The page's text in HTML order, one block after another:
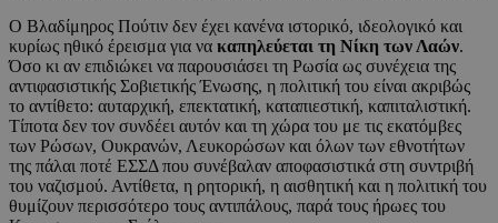
Ο Βλαδίμηρος Πούτιν δεν έχει κανένα ιστορικό, ιδεολογικό και
κυρίως ηθικό έρεισμα για να καπηλεύεται τη Νίκη των Λαών.
Όσο κι αν επιδιώκει να παρουσιάσει τη Ρωσία ως συνέχεια της
αντιφασιστικής Σοβιετικής Ένωσης, η πολιτική του είναι ακριβώς
το αντίθετο: αυταρχική, επεκτατική, καταπιεστική, καπιταλιστική.
Τίποτα δεν τον συνδέει αυτόν και τη χώρα του με τις εκατόμβες
των Ρώσων, Ουκρανών, Λευκορώσων και όλων των εθνοτήτων
της πάλαι ποτέ ΕΣΣΔ που συνέβαλαν αποφασιστικά στη συντριβή
του ναζισμού. Αντίθετα, η ρητορική, η αισθητική και η πολιτική του
θυμίζουν περισσότερο τους αντιπάλους, παρά τους ήρωες του